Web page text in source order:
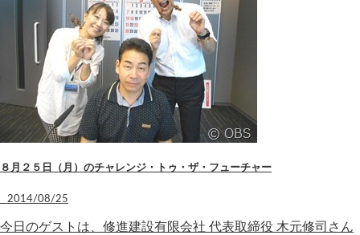
８月２５日（月）のチャレンジ・トゥ・ザ・フューチャー
2014/08/25
今日のゲストは、修進建設有限会社 代表取締役 木元修司さん